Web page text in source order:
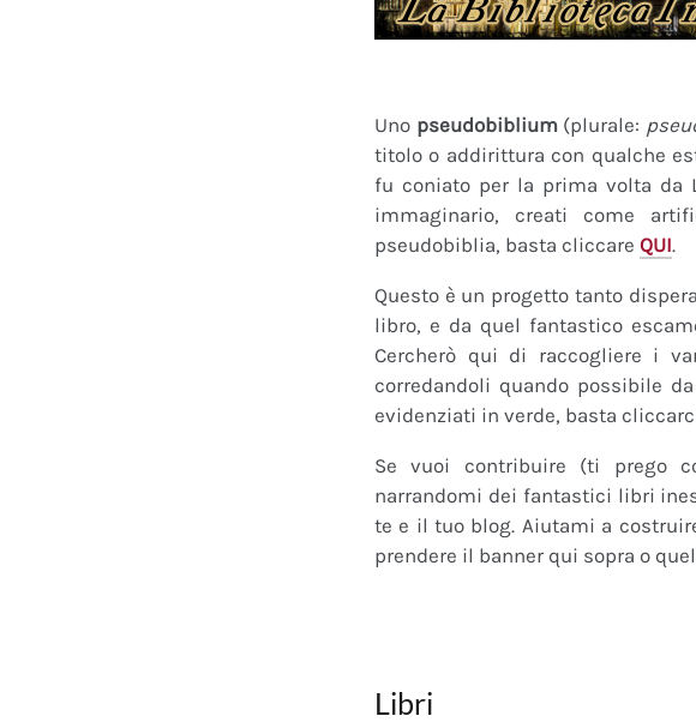
Uno pseudobiblium(plurale:
titolo o addirittura con qualche
fu coniato per la prima volta da
immaginario, creati come
pseudobiblia, basta cliccare QUI.
Questo è un progetto tanto
libro, e da quel fantastico
Cercherò qui di raccogliere i
corredandoli quando possibile
evidenziati in verde, basta
Se vuoi contribuire (ti prego
narrandomi dei fantastici libri
te e il tuo blog. Aiutami a
prendere il banner qui sopra o
Libri